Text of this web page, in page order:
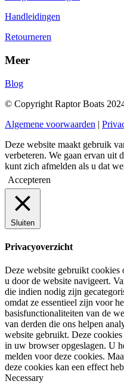
Handleidingen
Retourneren
Meer
Blog
© Copyright Raptor Boats
Algemene voorwaarden |
Deze website maakt gebruik
verbeteren. We gaan ervan uit
kunt zich afmelden als u dat
Accepteren
Sluiten
Privacyoverzicht
Deze website gebruikt
u door de website navigeert.
die indien nodig zijn
omdat ze essentieel zijn voor
basisfunctionaliteiten van de
van derden die ons helpen
website gebruikt. Deze
in uw browser opgeslagen. U
melden voor deze cookies.
deze cookies kan een effect
Necessary